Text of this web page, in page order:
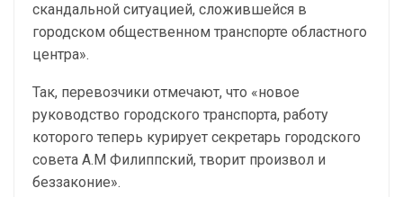
скандальной ситуацией, сложившейся в
городском общественном транспорте областного
центра».
Так, перевозчики отмечают, что «новое
руководство городского транспорта, работу
которого теперь курирует секретарь городского
совета А.М Филиппский, творит произвол и
беззаконие».